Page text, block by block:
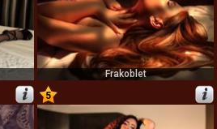
Frakoblet
5
78